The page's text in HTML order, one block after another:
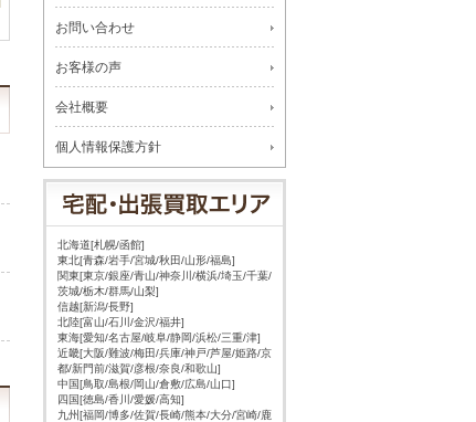
お問い合わせ
お客様の声
会社概要
個人情報保護方針
北海道[札幌/函館]
東北[青森/岩手/宮城/秋田/山形/福島]
関東[東京/銀座/青山/神奈川/横浜/埼玉/千葉/
茨城/栃木/群馬/山梨]
信越[新潟/長野]
北陸[富山/石川/金沢/福井]
東海[愛知/名古屋/岐阜/静岡/浜松/三重/津]
近畿[大阪/難波/梅田/兵庫/神戸/芦屋/姫路/京
都/新門前/滋賀/彦根/奈良/和歌山]
中国[鳥取/島根/岡山/倉敷/広島/山口]
四国[徳島/香川/愛媛/高知]
九州[福岡/博多/佐賀/長崎/熊本/大分/宮崎/鹿